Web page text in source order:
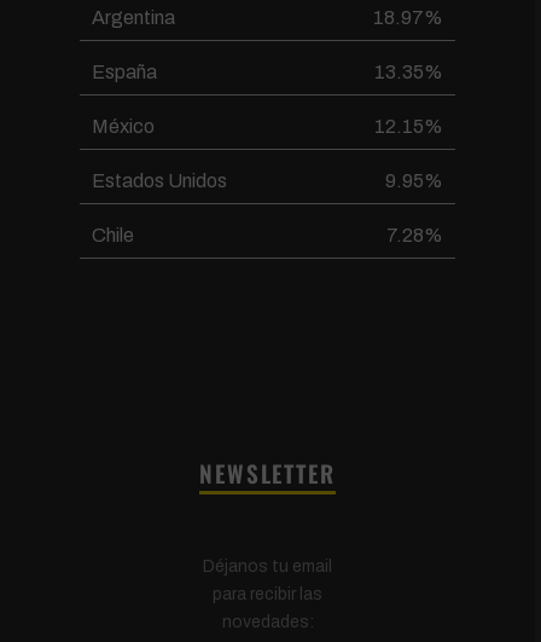
Argentina 18.97%
España 13.35%
México 12.15%
Estados Unidos 9.95%
Chile 7.28%
NEWSLETTER
Déjanos tu email
para recibir las
novedades: